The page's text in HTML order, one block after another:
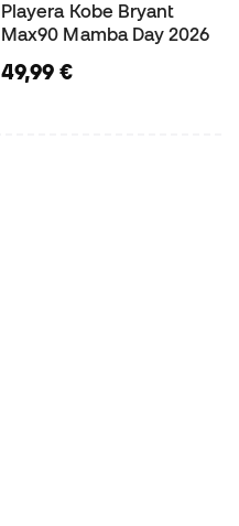
Playera Kobe Bryant
Max90 Mamba Day 2026
49,99 €